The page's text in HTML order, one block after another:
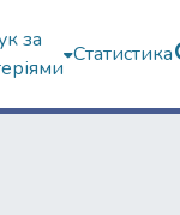
за
Статистика